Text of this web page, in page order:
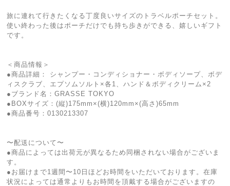
旅に連れて行きたくなる丁度良いサイズのトラベルポーチセット。
使い終わった後はポーチだけでも持ち歩きができる、嬉しいギフト
です。
＜商品情報＞
●商品詳細： シャンプー・コンディショナー・ボディソープ、ボデ
ィスクラブ、エプソムソルト×各1、ハンド＆ボディクリーム×2
●ブランド名：GRASSE TOKYO
●BOXサイズ：(縦)175mm×(横)120mm×(高さ)65mm
●商品番号：0130213307
〜配送について〜
●商品によっては出荷元が異なるため同梱されない場合がございま
す。
●お届けまで1週間〜10日ほどお時間をいただいております。在庫
状況によっては通常よりもお時間を頂戴する場合がございますの